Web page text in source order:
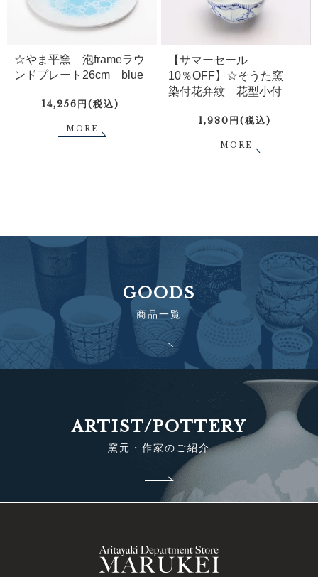
☆やま平窯 泡frameラウ
ンドプレート26cm blue
14,256円(税込)
MORE
【サマーセール
10％OFF】☆そうた窯
染付花弁紋 花型小付
1,980円(税込)
MORE
GOODS
商品一覧
ARTIST/POTTERY
窯元・作家のご紹介